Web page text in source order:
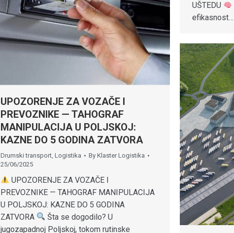
UŠTEDU
efikasnost…
UPOZORENJE ZA VOZAČE I
PREVOZNIKE — TAHOGRAF
MANIPULACIJA U POLJSKOJ:
KAZNE DO 5 GODINA ZATVORA
Drumski transport Logistika By Klaster Logistika
25/06/2025
UPOZORENJE ZA VOZAČE I
PREVOZNIKE — TAHOGRAF MANIPULACIJA
U POLJSKOJ: KAZNE DO 5 GODINA
ZATVORA
Šta se dogodilo? U
jugozapadnoj Poljskoj, tokom rutinske